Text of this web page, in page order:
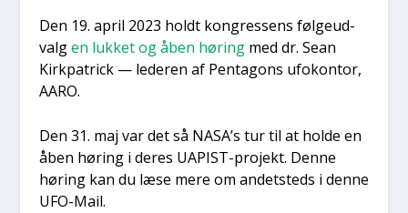
Den 19. april 2023 holdt kon­gres­sens føl­ge­ud­
valgen luk­ket og åben høringmed dr. Sean
Kirk­pa­tri­ck — lede­ren af Pen­ta­gons ufo­kon­tor,
AARO.
Den 31. maj var det så NASA’s tur til at hol­de en
åben høring i deres UAPIST-pro­jekt. Den­ne
høring kan du læse mere om andet­steds i den­ne
UFO-Mail.